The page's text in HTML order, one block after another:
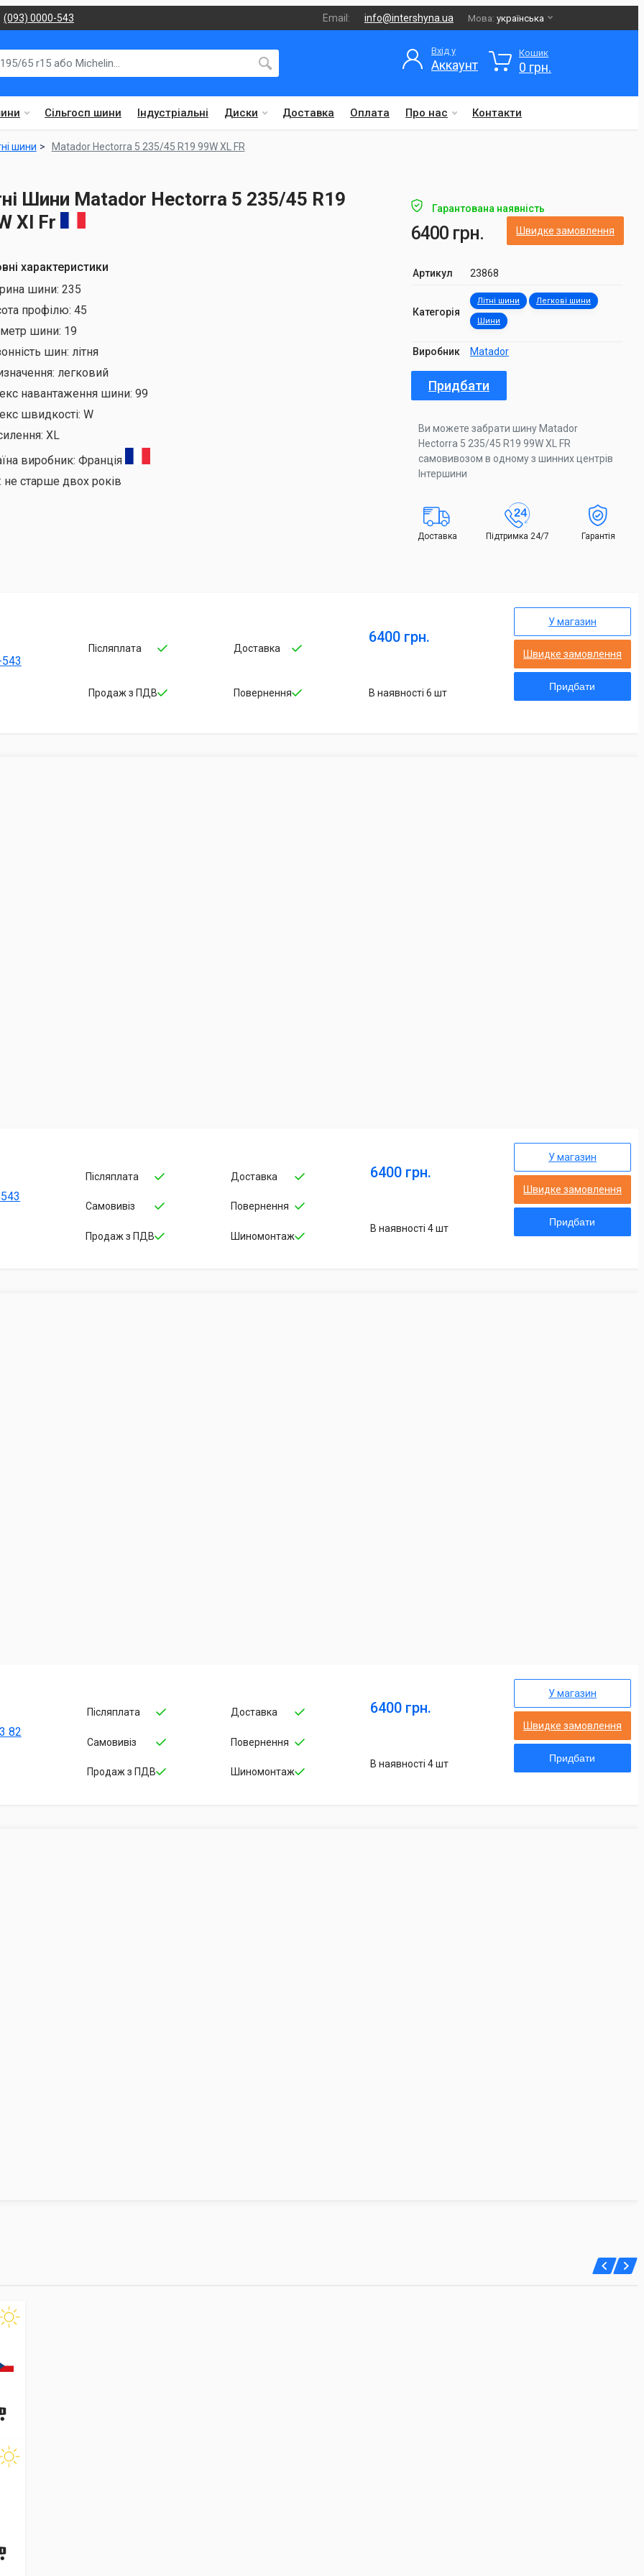
(093) 0000-543 Email: info@intershyna.ua Мова: українська
Сільгосп шини Індустріальні Диски Доставка Оплата Про нас Контакти
Вхід у
Аккаунт
Кошик
0 грн.
шини Matador Hectorra 5 235/45 R19 99W XL FR
Шини Matador Hectorra 5 235/45 R19
Xl Fr
характеристики
шини: 235
профілю: 45
шини: 19
шин: літня
легковий
навантаження шини: 99
швидкості: W
XL
виробник: Франція
не старше двох років
Гарантована наявність
6400 грн. Швидке замовлення
Артикул 23868
Категорія
Літні шини Легкові шини
Шини
Виробник Matador
Придбати
Ви можете забрати шину Matador
Hectorra 5 235/45 R19 99W XL FR
самовивозом в одному з шинних центрів
Інтершини
Доставка Підтримка 24/7 Гарантія
Післяплата
Продаж з ПДВ
Доставка
Повернення
6400 грн.
В наявності 6 шт
У магазин
Швидке замовлення
Придбати
Післяплата
Самовивіз
Продаж з ПДВ
Доставка
Повернення
Шиномонтаж
6400 грн.
В наявності 4 шт
У магазин
Швидке замовлення
Придбати
82
Післяплата
Самовивіз
Продаж з ПДВ
Доставка
Повернення
Шиномонтаж
6400 грн.
В наявності 4 шт
У магазин
Швидке замовлення
Придбати